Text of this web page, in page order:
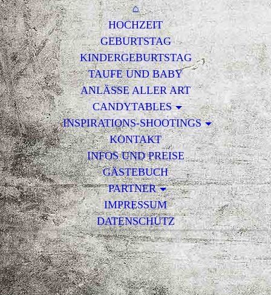
⌂
HOCHZEIT
GEBURTSTAG
KINDERGEBURTSTAG
TAUFE UND BABY
ANLÄSSE ALLER ART
CANDYTABLES
INSPIRATIONS-SHOOTINGS
KONTAKT
INFOS UND PREISE
GÄSTEBUCH
PARTNER
IMPRESSUM
DATENSCHUTZ